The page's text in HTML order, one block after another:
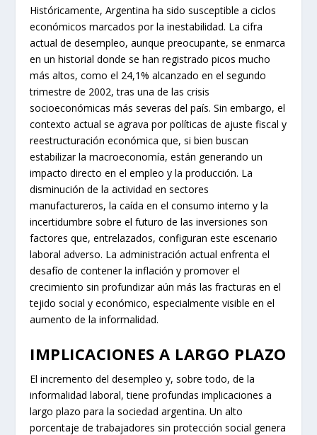
Históricamente, Argentina ha sido susceptible a ciclos
económicos marcados por la inestabilidad. La cifra
actual de desempleo, aunque preocupante, se enmarca
en un historial donde se han registrado picos mucho
más altos, como el 24,1% alcanzado en el segundo
trimestre de 2002, tras una de las crisis
socioeconómicas más severas del país. Sin embargo, el
contexto actual se agrava por políticas de ajuste fiscal y
reestructuración económica que, si bien buscan
estabilizar la macroeconomía, están generando un
impacto directo en el empleo y la producción. La
disminución de la actividad en sectores
manufactureros, la caída en el consumo interno y la
incertidumbre sobre el futuro de las inversiones son
factores que, entrelazados, configuran este escenario
laboral adverso. La administración actual enfrenta el
desafío de contener la inflación y promover el
crecimiento sin profundizar aún más las fracturas en el
tejido social y económico, especialmente visible en el
aumento de la informalidad.
IMPLICACIONES A LARGO PLAZO
El incremento del desempleo y, sobre todo, de la
informalidad laboral, tiene profundas implicaciones a
largo plazo para la sociedad argentina. Un alto
porcentaje de trabajadores sin protección social genera